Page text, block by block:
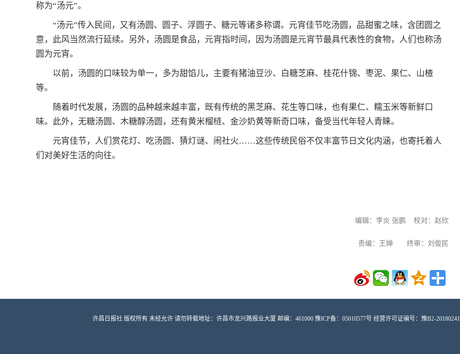
称为“汤元”。
“汤元”传入民间，又有汤圆、圆子、浮圆子、糖元等诸多称谓。元宵佳节吃汤圆，品甜蜜之味，含团圆之
意，此风当然流行延续。另外，汤圆是食品，元宵指时间，因为汤圆是元宵节最具代表性的食物，人们也称汤
圆为元宵。
以前，汤圆的口味较为单一，多为甜馅儿，主要有猪油豆沙、白糖芝麻、桂花什锦、枣泥、果仁、山楂
等。
随着时代发展，汤圆的品种越来越丰富，既有传统的黑芝麻、花生等口味，也有果仁、糯玉米等新鲜口
味。此外，无糖汤圆、木糖醇汤圆，还有黄米榴梿、金沙奶黄等新奇口味，备受当代年轻人青睐。
元宵佳节，人们赏花灯、吃汤圆、猜灯谜、闹社火……这些传统民俗不仅丰富节日文化内涵，也寄托着人
们对美好生活的向往。
编辑： 李炎 张鹏 校对： 赵欣
责编： 王婵 终审： 刘俊民
许昌日报社 版权所有 未经允许 请勿转载地址：许昌市龙兴路报业大厦 邮编：461000 豫ICP备：05010577号 经营许可证编号：豫B2-20180241